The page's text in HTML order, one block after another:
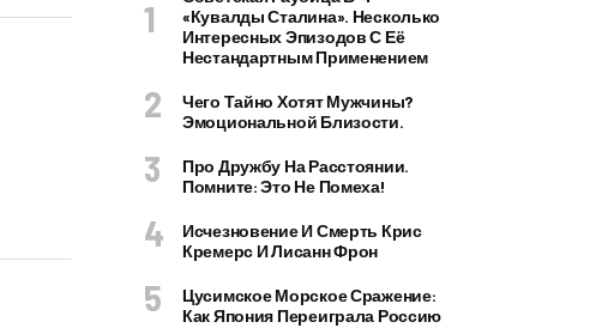
«Кувалды Сталина». Несколько
Интересных Эпизодов С Её
Нестандартным Применением
Чего Тайно Хотят Мужчины?
Эмоциональной Близости.
Про Дружбу На Расстоянии.
Помните: Это Не Помеха!
Исчезновение И Смерть Крис
Кремерс И Лисанн Фрон
Цусимское Морское Сражение:
Как Япония Переиграла Россию